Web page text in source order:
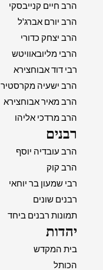
הרב חיים קנייבסקי
הרב יורם אברג'ל
הרב יצחק כדורי
הרבי מליובאוויטש
רבי דוד אבוחצירא
הרב ישעיה מקרסטיר
הרב מאיר אבוחצירא
הרב מרדכי אליהו
רבנים
הרב עובדיה יוסף
הרב קוק
רבי שמעון בר יוחאי
רבנים שונים
תמונות רבנים ביחד
יהדות
בית המקדש
הכותל